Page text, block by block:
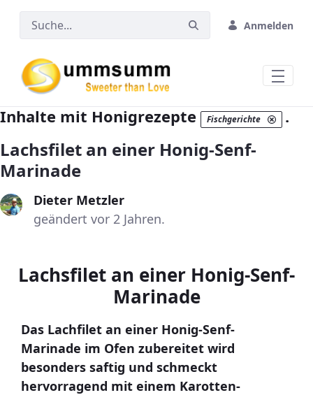
Zum Hauptinhalt springen
Anmelden
Inhalte mit Honigrezepte Fischgerichte .
Lachsfilet an einer Honig-Senf-
Marinade
Dieter Metzler
geändert vor 2 Jahren.
Lachsfilet an einer Honig-Senf-
Marinade
Das Lachfilet an einer Honig-Senf-
Marinade im Ofen zubereitet wird
besonders saftig und schmeckt
hervorragend mit einem Karotten-